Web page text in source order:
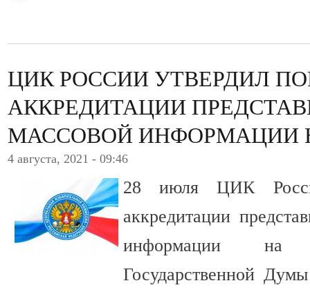
ЦИК РОССИИ УТВЕРДИЛ
АККРЕДИТАЦИИ
МАССОВОЙ ИНФОРМАЦИИ
4 августа, 2021 - 09:46
28 июля ЦИК
аккредитации
информации на
Государственной